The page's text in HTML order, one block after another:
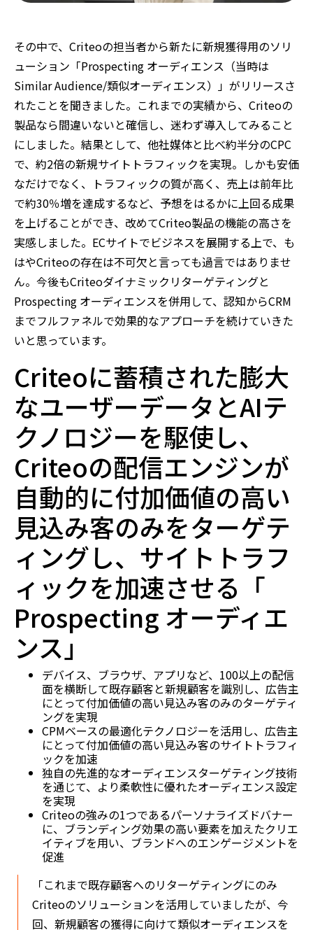
その中で、Criteoの担当者から新たに新規獲得用のソリ
ューション「Prospecting オーディエンス（当時は
Similar Audience/類似オーディエンス）」がリリースさ
れたことを聞きました。これまでの実績から、Criteoの
製品なら間違いないと確信し、迷わず導入してみること
にしました。結果として、他社媒体と比べ約半分のCPC
で、約2倍の新規サイトトラフィックを実現。しかも安価
なだけでなく、トラフィックの質が高く、売上は前年比
で約30％増を達成するなど、予想をはるかに上回る成果
を上げることができ、改めてCriteo製品の機能の高さを
実感しました。ECサイトでビジネスを展開する上で、も
はやCriteoの存在は不可欠と言っても過言ではありませ
ん。今後もCriteoダイナミックリターゲティングと
Prospecting オーディエンスを併用して、認知からCRM
までフルファネルで効果的なアプローチを続けていきた
いと思っています。
Criteoに蓄積された膨大
なユーザーデータとAIテ
クノロジーを駆使し、
Criteoの配信エンジンが
自動的に付加価値の高い
見込み客のみをターゲテ
ィングし、サイトトラフ
ィックを加速させる「
Prospecting オーディエ
ンス」
デバイス、ブラウザ、アプリなど、100以上の配信
面を横断して既存顧客と新規顧客を識別し、広告主
にとって付加価値の高い見込み客のみのターゲティ
ングを実現
CPMベースの最適化テクノロジーを活用し、広告主
にとって付加価値の高い見込み客のサイトトラフィ
ックを加速
独自の先進的なオーディエンスターゲティング技術
を通じて、より柔軟性に優れたオーディエンス設定
を実現
Criteoの強みの1つであるパーソナライズドバナー
に、ブランディング効果の高い要素を加えたクリエ
イティブを用い、ブランドへのエンゲージメントを
促進
「これまで既存顧客へのリターゲティングにのみ
Criteoのソリューションを活用していましたが、今
回、新規顧客の獲得に向けて類似オーディエンスを